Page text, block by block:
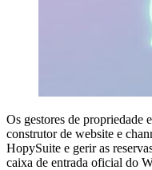
Os gestores de propriedade
construtor de website e
HopySuite e gerir as
caixa de entrada oficial do